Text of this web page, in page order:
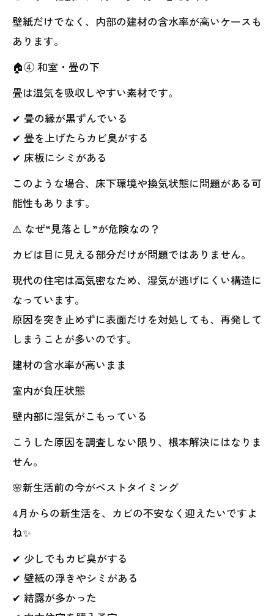
壁紙だけでなく、内部の建材の含水率が高いケースも
あります。
🏠④ 和室・畳の下
畳は湿気を吸収しやすい素材です。
✔ 畳の縁が黒ずんでいる
✔ 畳を上げたらカビ臭がする
✔ 床板にシミがある
このような場合、床下環境や換気状態に問題がある可
能性もあります。
⚠ なぜ“見落とし”が危険なの？
カビは目に見える部分だけが問題ではありません。
現代の住宅は高気密なため、湿気が逃げにくい構造に
なっています。
原因を突き止めずに表面だけを対処しても、再発して
しまうことが多いのです。
建材の含水率が高いまま
室内が負圧状態
壁内部に湿気がこもっている
こうした原因を調査しない限り、根本解決にはなりま
せん。
🌸新生活前の今がベストタイミング
4月からの新生活を、カビの不安なく迎えたいですよ
ね✨
✔ 少しでもカビ臭がする
✔ 壁紙の浮きやシミがある
✔ 結露が多かった